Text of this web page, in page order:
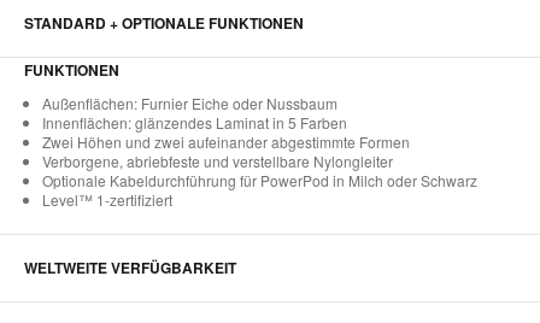
STANDARD + OPTIONALE FUNKTIONEN
FUNKTIONEN
Außenflächen: Furnier Eiche oder Nussbaum
Innenflächen: glänzendes Laminat in 5 Farben
Zwei Höhen und zwei aufeinander abgestimmte Formen
Verborgene, abriebfeste und verstellbare Nylongleiter
Optionale Kabeldurchführung für PowerPod in Milch oder Schwarz
Level™ 1-zertifiziert
WELTWEITE VERFÜGBARKEIT